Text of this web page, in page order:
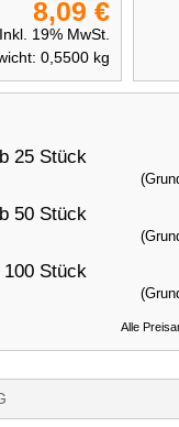
25 Stück
50 Stück
100 Stück
Alle
8,09 €
Inkl. 19% MwSt.
0,5500kg